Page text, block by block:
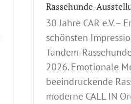
Rassehunde-
30 Jahre CAR e.V. –
schönsten
Tandem-
2026. Emotionale
beeindruckende
moderne CALL IN